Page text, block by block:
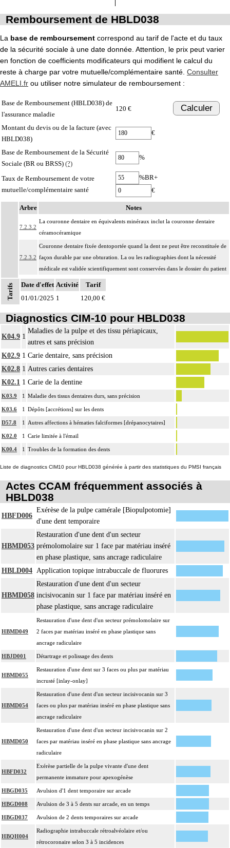
Remboursement de HBLD038
La base de remboursement correspond au tarif de l'acte et du taux
de la sécurité sociale à une date donnée. Attention, le prix peut varier
en fonction de coefficients modificateurs qui modifient le calcul du
reste à charge par votre mutuelle/complémentaire santé. Consulter
AMELI.fr ou utiliser notre simulateur de remboursement :
Base de Remboursement (HBLD038) de
l'assurance maladie
120 € Calculer
Montant du devis ou de la facture (avec
HBLD038)
€
Base de Remboursement de la Sécurité
Sociale (BR ou BRSS) (?)
%
Taux de Remboursement de votre
mutuelle/complémentaire santé
%BR+
€
Notes
Arbre Notes
7.2.3.2
La couronne dentaire en équivalents minéraux inclut la couronne dentaire
céramocéramique
7.2.3.2
Couronne dentaire fixée dentoportée quand la dent ne peut être reconstituée de
façon durable par une obturation. La ou les radiographies dont la nécessité
médicale est validée scientifiquement sont conservées dans le dossier du patient
7.2.3.2
Facturation : les couronnes sur dents temporaires, les couronnes ou dents à
tenon préfabriquées, les couronnes ou dents à tenon provisoires, les couronnes
7.2.3
La pose d'une prothèse dentaire inclut sa conception, sa réalisation, son
adaptation et sa pose.
7.2.3
Facturation : la durée d'usage des prothèses dentaires n'est pas limitée ; la prise
en charge du renouvellement des prothèses dentaires est subordonnée à l'usure
des appareils ou des dents ou à des modifications morphologiques de la bouche
Les actes sur la cavité de l'abdomen, par coelioscopie ou par
rétropéritonéoscopie incluent l'évacuation de collection intraabdominale
associée, la toilette péritonéale et/ou la pose de drain.
Les actes sur la cavité de l'abdomen, par abord direct incluent l'évacuation de
collection intraabdominale associée, la toilette péritonéale et/ou la pose de
drain.
Tarifs Date d'effet Activité
Tarif
01/01/2025 1 120,00 €
Diagnostics CIM-10 pour HBLD038
K04.9 1
Maladies de la pulpe et des tissu périapicaux,
autres et sans précision
K02.9 1 Carie dentaire, sans précision
K02.8 1 Autres caries dentaires
K02.1 1 Carie de la dentine
K03.9 1 Maladie des tissus dentaires durs, sans précision
K03.6 1 Dépôts [accrétions] sur les dents
D57.8 1 Autres affections à hématies falciformes [drépanocytaires]
K02.0 1 Carie limitée à l'émail
K00.4 1 Troubles de la formation des dents
Liste de diagnostics CIM10 pour HBLD038 générée à partir des statistiques du PMSI français
Actes CCAM fréquemment associés à
HBLD038
HBFD006
Exérèse de la pulpe camérale [Biopulpotomie]
d'une dent temporaire
HBMD053
Restauration d'une dent d'un secteur
prémolomolaire sur 1 face par matériau inséré
en phase plastique, sans ancrage radiculaire
HBLD004 Application topique intrabuccale de fluorures
HBMD058
Restauration d'une dent d'un secteur
incisivocanin sur 1 face par matériau inséré en
phase plastique, sans ancrage radiculaire
HBMD049
Restauration d'une dent d'un secteur prémolomolaire sur
2 faces par matériau inséré en phase plastique sans
ancrage radiculaire
HBJD001 Détartrage et polissage des dents
HBMD055
Restauration d'une dent sur 3 faces ou plus par matériau
incrusté [inlay-onlay]
HBMD054
Restauration d'une dent d'un secteur incisivocanin sur 3
faces ou plus par matériau inséré en phase plastique sans
ancrage radiculaire
HBMD050
Restauration d'une dent d'un secteur incisivocanin sur 2
faces par matériau inséré en phase plastique sans ancrage
radiculaire
HBFD032
Exérèse partielle de la pulpe vivante d'une dent
permanente immature pour apexogénèse
HBGD035 Avulsion d'1 dent temporaire sur arcade
HBGD008 Avulsion de 3 à 5 dents sur arcade, en un temps
HBGD037 Avulsion de 2 dents temporaires sur arcade
HBQH004
Radiographie intrabuccale rétroalvéolaire et/ou
rétrocoronaire selon 3 à 5 incidences